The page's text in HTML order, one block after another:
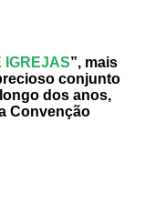
IGREJAS”, mais
conjunto
dos anos,
Convenção